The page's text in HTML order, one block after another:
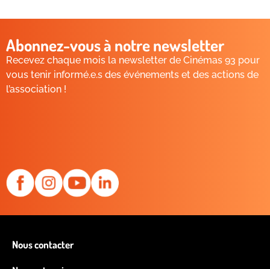
Abonnez-vous à notre newsletter
Recevez chaque mois la newsletter de Cinémas 93 pour
vous tenir informé.e.s des événements et des actions de
l’association !
Nous contacter